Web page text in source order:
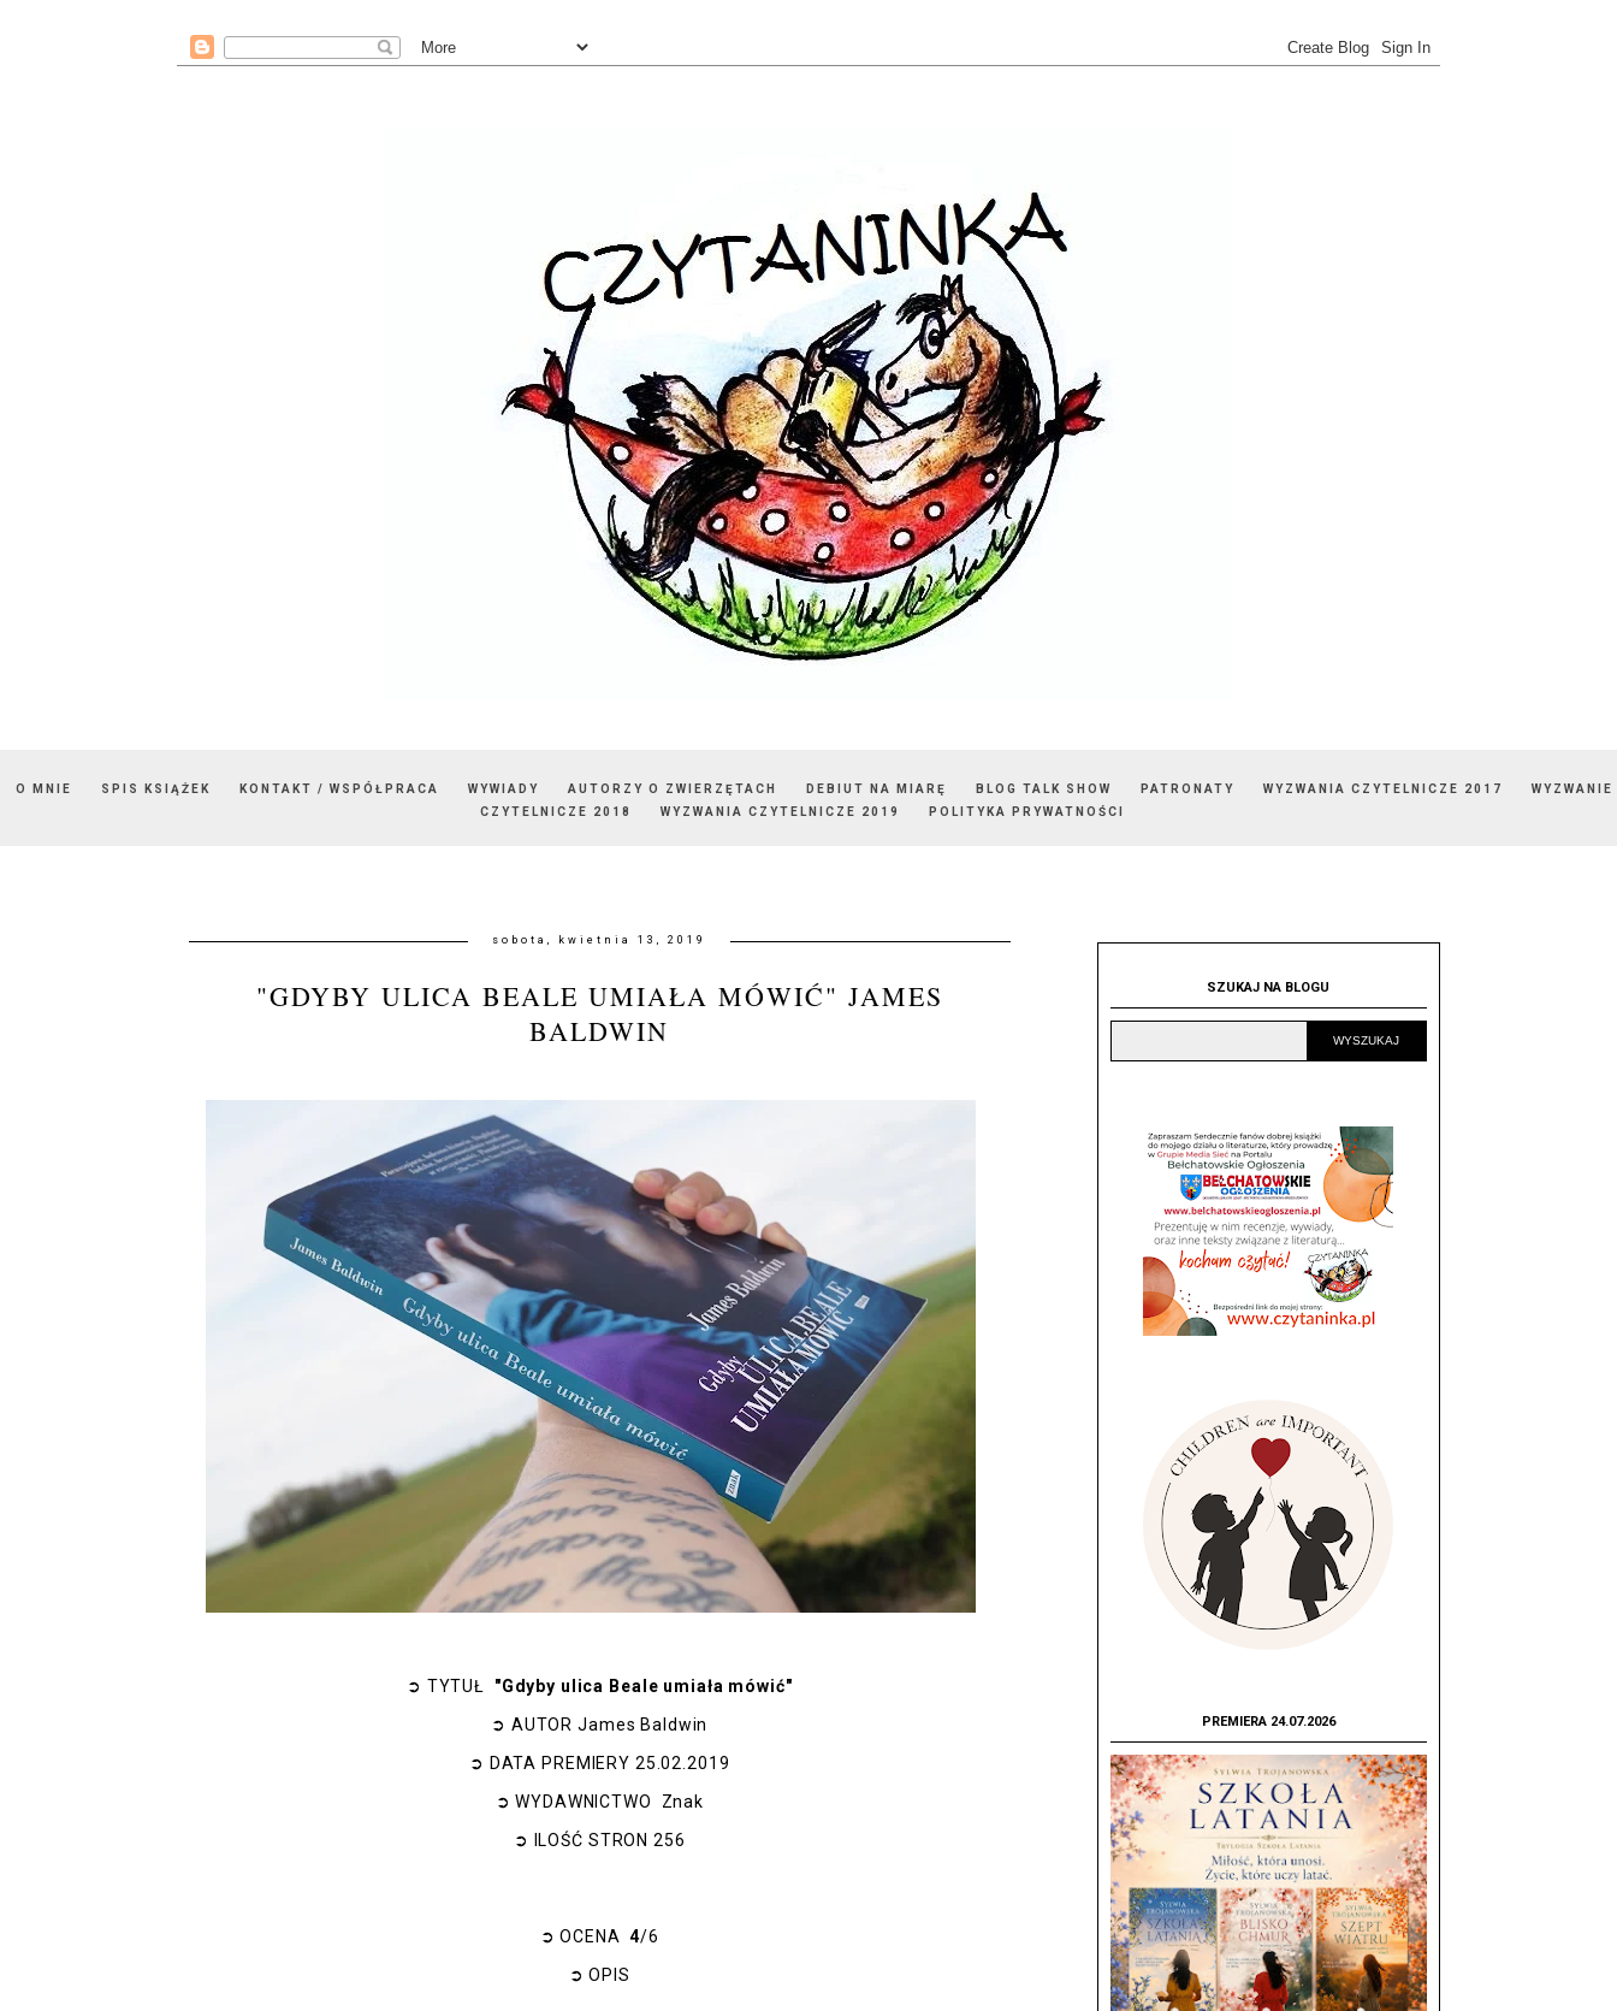
O MNIE SPIS KSIĄŻEK KONTAKT / WSPÓŁPRACA WYWIADY AUTORZY O ZWIERZĘTACH DEBIUT NA MIARĘ BLOG TALK SHOW PATRONATY WYZWANIA CZYTELNICZE 2017
WYZWANIE
CZYTELNICZE 2018
WYZWANIA CZYTELNICZE 2019 POLITYKA PRYWATNOŚCI
sobota, kwietnia 13, 2019
"GDYBY ULICA BEALE UMIAŁA MÓWIĆ" JAMES
BALDWIN
➲ TYTUŁ "Gdyby ulica Beale umiała mówić"
➲ AUTORJames Baldwin
➲ DATA PREMIERY 25.02.2019
➲ WYDAWNICTWO Znak
➲
ILOŚĆ STRON256
➲ OCENA 4/6
➲ OPIS
SZUKAJ NA BLOGU
PREMIERA 24.07.2026